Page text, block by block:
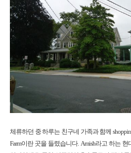
체류하던 중 하루는 친구네 가족과 함께
Farm이란 곳을 들렸습니다. Amish라고 하는